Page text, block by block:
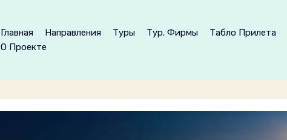
Главная Направления Туры Тур. Фирмы Табло Прилета
О Проекте